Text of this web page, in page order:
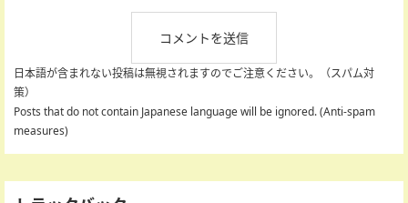
日本語が含まれない投稿は無視されますのでご注意ください。（スパム対
策）
Posts that do not contain Japanese language will be ignored. (Anti-spam
measures)